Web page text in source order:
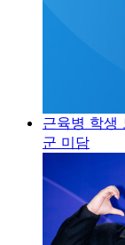
근육병 학생
군 미담